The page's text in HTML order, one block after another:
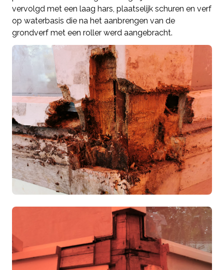
vervolgd met een laag hars, plaatselijk schuren en verf
op waterbasis die na het aanbrengen van de
grondverf met een roller werd aangebracht.